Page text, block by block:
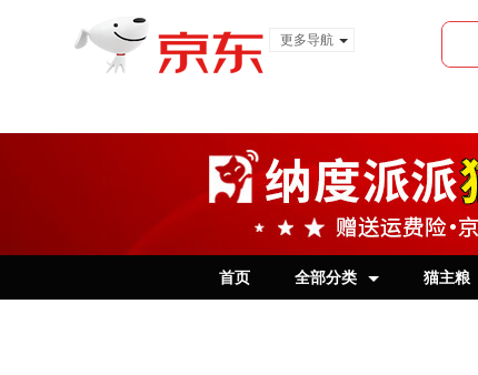
更多导航
首页 全部分类 猫主粮